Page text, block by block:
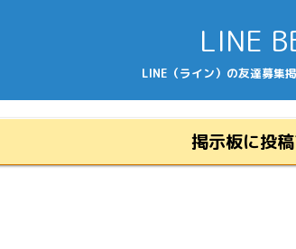
LINE
LINE（ライン）の友達募集
掲示板に投